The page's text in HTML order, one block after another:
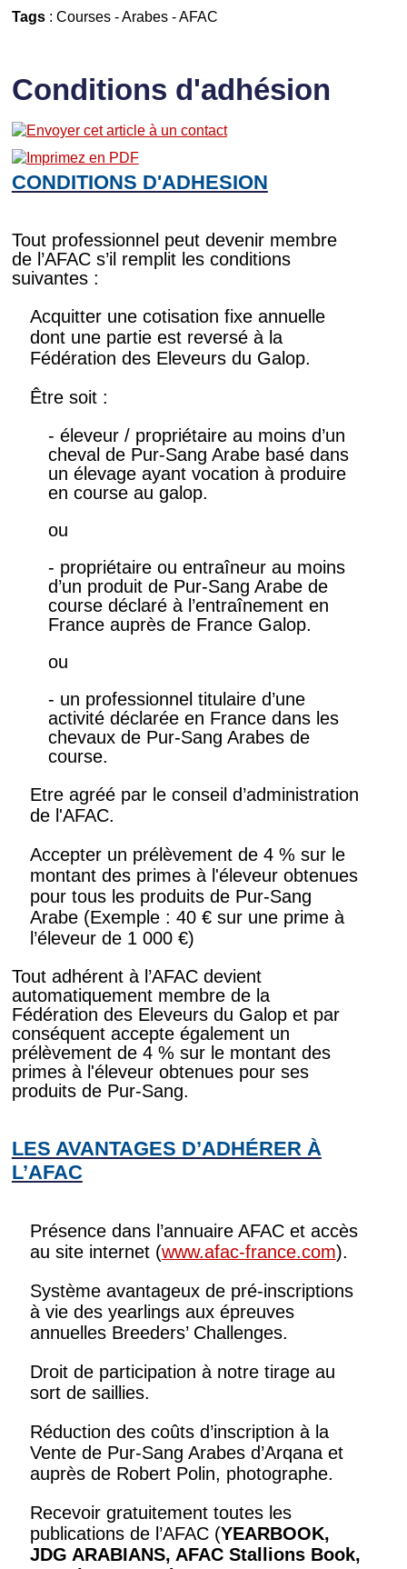
Tags: Courses-Arabes-AFAC
Conditions d'adhésion
CONDITIONS D'ADHESION
Tout professionnel peut devenir membre
de l’AFAC s’il remplit les conditions
suivantes :
Acquitter une cotisation fixe annuelle
dont une partie est reversé à la
Fédération des Eleveurs du Galop.
Être soit :
- éleveur / propriétaire au moins d’un
cheval de Pur-Sang Arabe basé dans
un élevage ayant vocation à produire
en course au galop.
ou
- propriétaire ou entraîneur au moins
d’un produit de Pur-Sang Arabe de
course déclaré à l’entraînement en
France auprès de France Galop.
ou
- un professionnel titulaire d’une
activité déclarée en France dans les
chevaux de Pur-Sang Arabes de
course.
Etre agréé par le conseil d’administration
de l'AFAC.
Accepter un prélèvement de 4 % sur le
montant des primes à l'éleveur obtenues
pour tous les produits de Pur-Sang
Arabe (Exemple : 40 € sur une prime à
l’éleveur de 1 000 €)
Tout adhérent à l’AFAC devient
automatiquement membre de la
Fédération des Eleveurs du Galop et par
conséquent accepte également un
prélèvement de 4 % sur le montant des
primes à l'éleveur obtenues pour ses
produits de Pur-Sang.
LES AVANTAGES D’ADHÉRER À
L’AFAC
Présence dans l’annuaire AFAC et accès
au site internet (www.afac-france.com).
Système avantageux de pré-inscriptions
à vie des yearlings aux épreuves
annuelles Breeders’ Challenges.
Droit de participation à notre tirage au
sort de saillies.
Réduction des coûts d’inscription à la
Vente de Pur-Sang Arabes d’Arqana et
auprès de Robert Polin, photographe.
Recevoir gratuitement toutes les
publications de l’AFAC (YEARBOOK,
JDG ARABIANS, AFAC Stallions Book,